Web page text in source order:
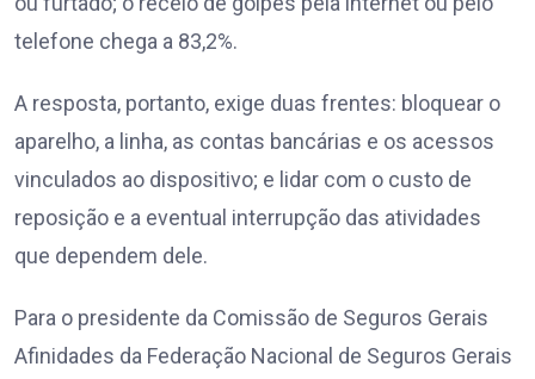
telefone chega a 83,2%.
A resposta, portanto, exige duas frentes: bloquear o
aparelho, a linha, as contas bancárias e os acessos
vinculados ao dispositivo; e lidar com o custo de
reposição e a eventual interrupção das atividades
que dependem dele.
Para o presidente da Comissão de Seguros Gerais
Afinidades da Federação Nacional de Seguros Gerais